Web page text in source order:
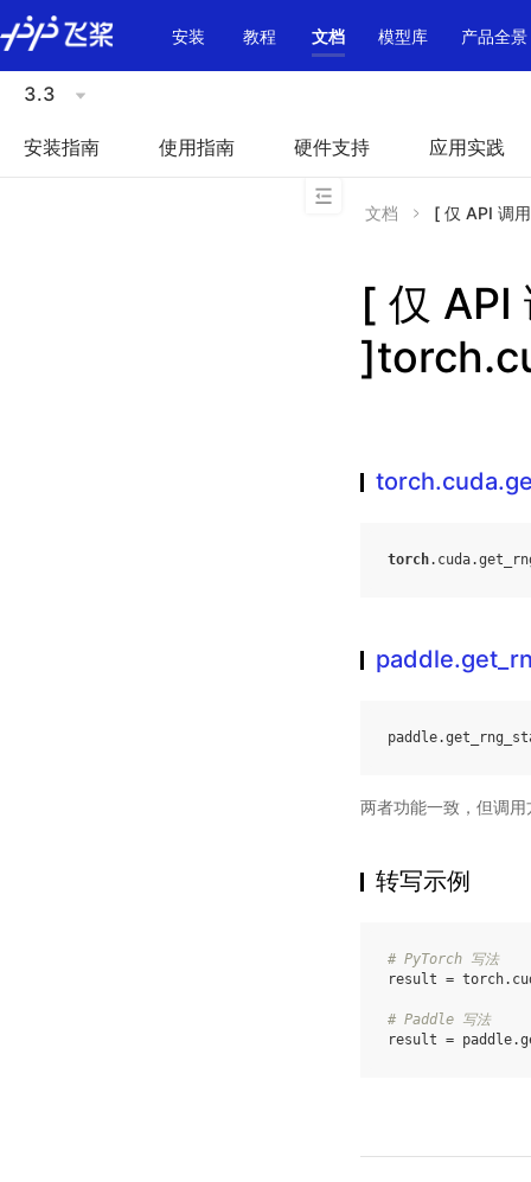
\u200E
安装
教程 文档 模型库 产品全景
3.3
安装指南 使用指南 硬件支持 应用实践
文档 [ 仅 API 调
[ 仅 API
torch. cuda.
paddle.
两者功能一致，但调
转写示例
# PyTorch 写法
result = torch.
# Paddle 写法
result = paddle.